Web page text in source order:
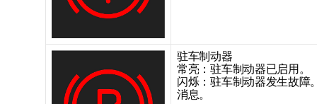
驻车制动器
常亮：驻车制动器已启用。
闪烁：驻车制动器发生故障
消息。